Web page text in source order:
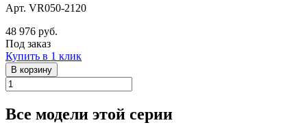
Арт. VR050-2120
48 976 руб.
Под заказ
Купить в 1 клик
В корзину
Все модели этой серии